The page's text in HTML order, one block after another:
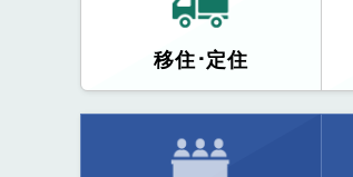
移住･定住